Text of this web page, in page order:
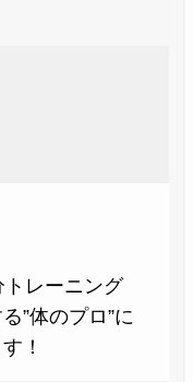
トレーニング
”体のプロ”に
！